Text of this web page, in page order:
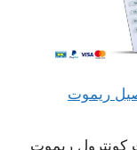
للمنزل 66041166 توصيل ريموت
كونترول ريموت